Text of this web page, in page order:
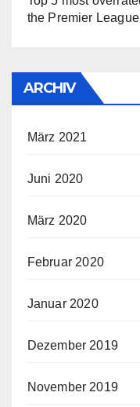
the Premier
ARCHIV
März 2021
Juni 2020
März 2020
Februar 2020
Januar 2020
Dezember 2019
November 2019